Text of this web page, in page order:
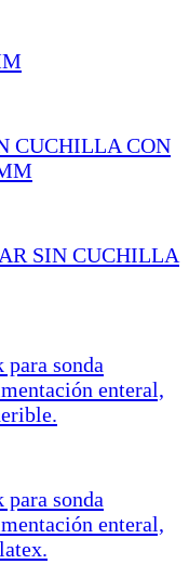
CUCHILLA CON
SIN CUCHILLA
sonda
enteral,
sonda
enteral,